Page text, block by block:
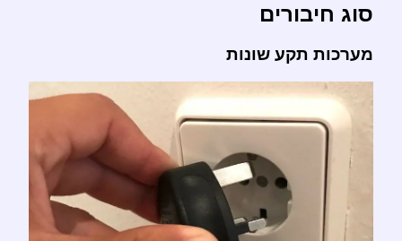
סוג חיבורים
מערכות תקע שונות